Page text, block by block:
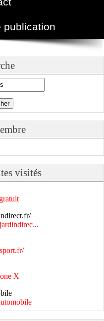
publication
visités
X